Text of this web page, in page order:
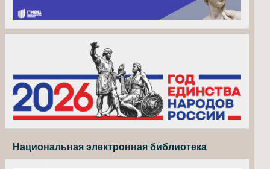
Национальная электронная библиотека